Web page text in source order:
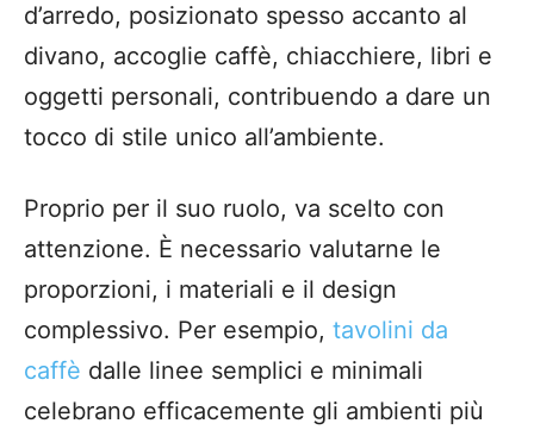
d’arredo, posizionato spesso accanto al
divano, accoglie caffè, chiacchiere, libri e
oggetti personali, contribuendo a dare un
tocco di stile unico all’ambiente.
Proprio per il suo ruolo, va scelto con
attenzione. È necessario valutarne le
proporzioni, i materiali e il design
complessivo. Per esempio, tavolini da
caffè dalle linee semplici e minimali
celebrano efficacemente gli ambienti più